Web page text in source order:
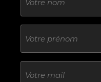
Sans
titre
E-
mail